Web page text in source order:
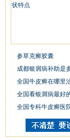
参草克癣胶囊
成都银屑病补助是
全国牛皮癣在哪里
全国看银屑病最好
全国专科牛皮癣医